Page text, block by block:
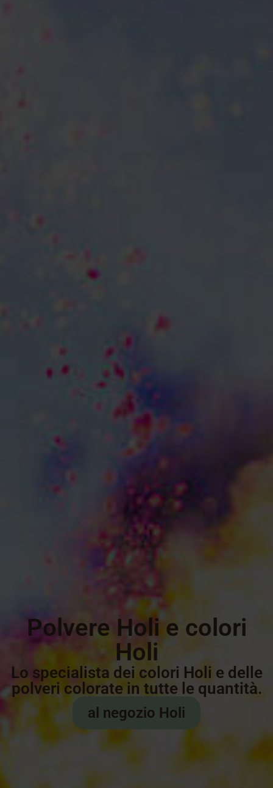
Polvere Holi e colori
Holi
Lo specialista dei colori Holi e delle
polveri colorate in tutte le quantità.
al negozio Holi